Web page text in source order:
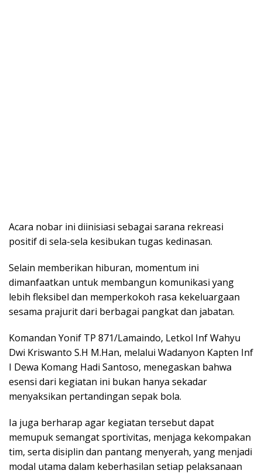
Acara nobar ini diinisiasi sebagai sarana rekreasi
positif di sela-sela kesibukan tugas kedinasan.
Selain memberikan hiburan, momentum ini
dimanfaatkan untuk membangun komunikasi yang
lebih fleksibel dan memperkokoh rasa kekeluargaan
sesama prajurit dari berbagai pangkat dan jabatan.
Komandan Yonif TP 871/Lamaindo, Letkol Inf Wahyu
Dwi Kriswanto S.H M.Han, melalui Wadanyon Kapten Inf
I Dewa Komang Hadi Santoso, menegaskan bahwa
esensi dari kegiatan ini bukan hanya sekadar
menyaksikan pertandingan sepak bola.
Ia juga berharap agar kegiatan tersebut dapat
memupuk semangat sportivitas, menjaga kekompakan
tim, serta disiplin dan pantang menyerah, yang menjadi
modal utama dalam keberhasilan setiap pelaksanaan